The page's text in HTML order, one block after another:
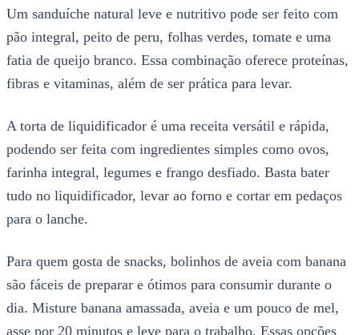
Um sanduíche natural leve e nutritivo pode ser feito com
pão integral, peito de peru, folhas verdes, tomate e uma
fatia de queijo branco. Essa combinação oferece proteínas,
fibras e vitaminas, além de ser prática para levar.
A torta de liquidificador é uma receita versátil e rápida,
podendo ser feita com ingredientes simples como ovos,
farinha integral, legumes e frango desfiado. Basta bater
tudo no liquidificador, levar ao forno e cortar em pedaços
para o lanche.
Para quem gosta de snacks, bolinhos de aveia com banana
são fáceis de preparar e ótimos para consumir durante o
dia. Misture banana amassada, aveia e um pouco de mel,
asse por 20 minutos e leve para o trabalho. Essas opções